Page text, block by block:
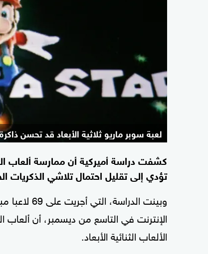
لعبة سوبر ماريو ثلاثية الأبعاد قد تحسن
كشفت دراسة أميركية أن ممارسة ألعاب
تؤدي إلى تقليل احتمال تلاشي الذكريات
وبينت
الإنترنت في التاسع من ديسمبر، أن ألعاب
الألعاب الثنائية الأبعاد.